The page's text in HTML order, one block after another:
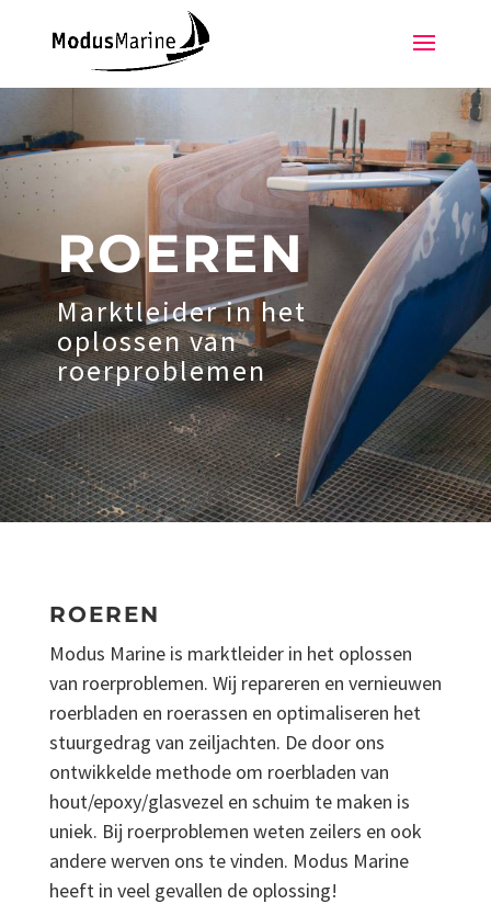
ROEREN
Marktleider in het
oplossen van
roerproblemen
ROEREN
Modus Marine is marktleider in het oplossen
van roerproblemen. Wij repareren en vernieuwen
roerbladen en roerassen en optimaliseren het
stuurgedrag van zeiljachten. De door ons
ontwikkelde methode om roerbladen van
hout/epoxy/glasvezel en schuim te maken is
uniek. Bij roerproblemen weten zeilers en ook
andere werven ons te vinden. Modus Marine
heeft in veel gevallen de oplossing!